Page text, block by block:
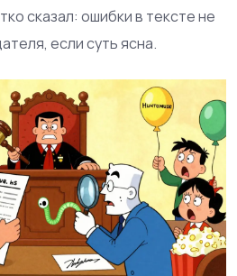
сказал: ошибки в тексте не
если суть ясна.